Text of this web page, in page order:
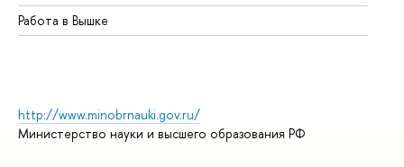
Работа в Вышке
http://www.minobrnauki.gov.ru/
Министерство науки и высшего образования РФ